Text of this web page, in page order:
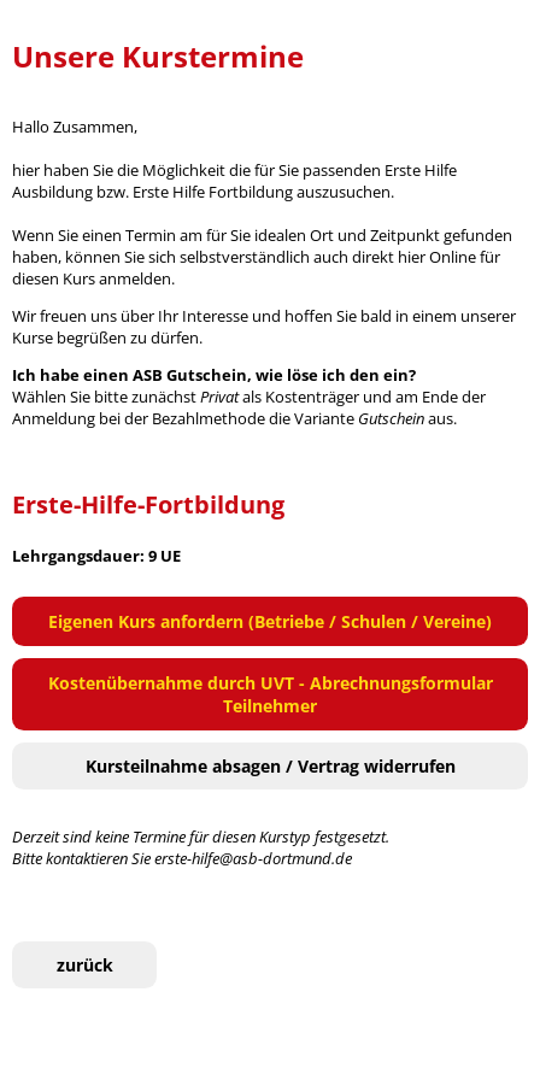
Unsere Kurstermine
Hallo Zusammen,
hier haben Sie die Möglichkeit die für Sie passenden Erste Hilfe
Ausbildung bzw. Erste Hilfe Fortbildung auszusuchen.
Wenn Sie einen Termin am für Sie idealen Ort und Zeitpunkt gefunden
haben, können Sie sich selbstverständlich auch direkt hier Online für
diesen Kurs anmelden.
Wir freuen uns über Ihr Interesse und hoffen Sie bald in einem unserer
Kurse begrüßen zu dürfen.
Ich habe einen ASB Gutschein, wie löse ich den ein?
Wählen Sie bitte zunächstPrivatals Kostenträger und am Ende der
Anmeldung bei der Bezahlmethode die Variante Gutscheinaus.
Erste-Hilfe-Fortbildung
Lehrgangsdauer: 9 UE
Eigenen Kurs anfordern (Betriebe / Schulen / Vereine)
Kostenübernahme durch UVT - Abrechnungsformular
Teilnehmer
Kursteilnahme absagen / Vertrag widerrufen
Derzeit sind keine Termine für diesen Kurstyp festgesetzt.
Bitte kontaktieren Sie erste-hilfe@asb-dortmund.de
zurück